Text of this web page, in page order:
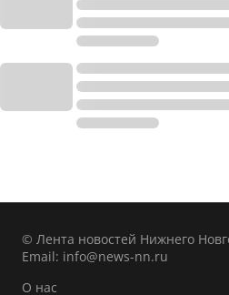
© Лента новостей Нижнего
Email: info@news-nn.ru
О нас